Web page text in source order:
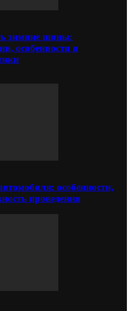
зимние шины:
особенности и
особенности,
проведения